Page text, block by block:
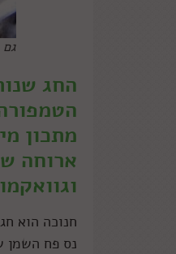
גם
החג
מתכון
ארוחה
חנוכה הוא
נס פח השמן